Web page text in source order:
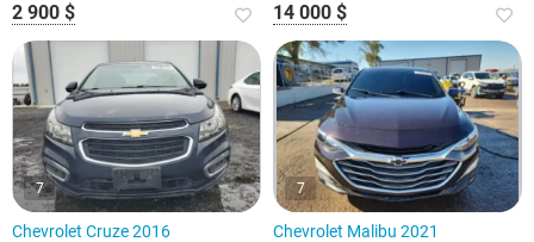
2 900 $ 14 000 $
7
Chevrolet Cruze 2016
7
Chevrolet Malibu 2021